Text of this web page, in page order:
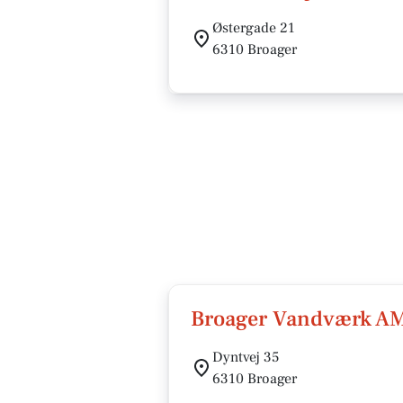
Østergade 21
6310 Broager
Broager Vandværk
Dyntvej 35
6310 Broager